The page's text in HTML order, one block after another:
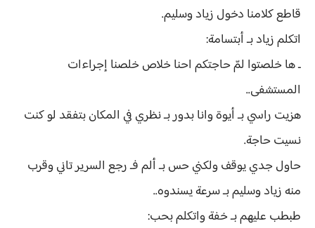
قاطع كلامنا دخول زياد وسليم.
اتكلم زياد بـ أبتسامة:
ـ ها خلصتوا لمّ حاجتكم احنا خلاص خلصنا إجراءات
المستشفى..
هزيت راسي بـ أيوة وانا بدور بـ نظري في المكان بتفقد لو كنت
نسيت حاجة.
حاول جدي يوقف ولكني حس بـ ألم فـ رجع السرير تاني وقرب
منه زياد وسليم بـ سرعة يسندوه..
طبطب عليهم بـ خفة واتكلم بحب: